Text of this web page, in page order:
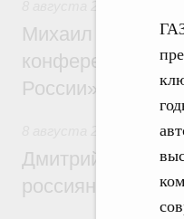
Михаил
конференции
России»
Спорт
Дмитрий
россиян с Днём